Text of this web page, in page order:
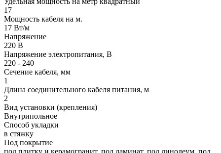
17
Мощность кабеля на м.
17 Вт/м
Напряжение
220 В
Напряжение электропитания, В
220 - 240
Сечение кабеля, мм
1
Длина соединительного кабеля питания, м
2
Вид установки (крепления)
Внутрипольное
Способ укладки
в стяжку
Под покрытие
под плитку и керамогранит, под ламинат, под линолеум, под